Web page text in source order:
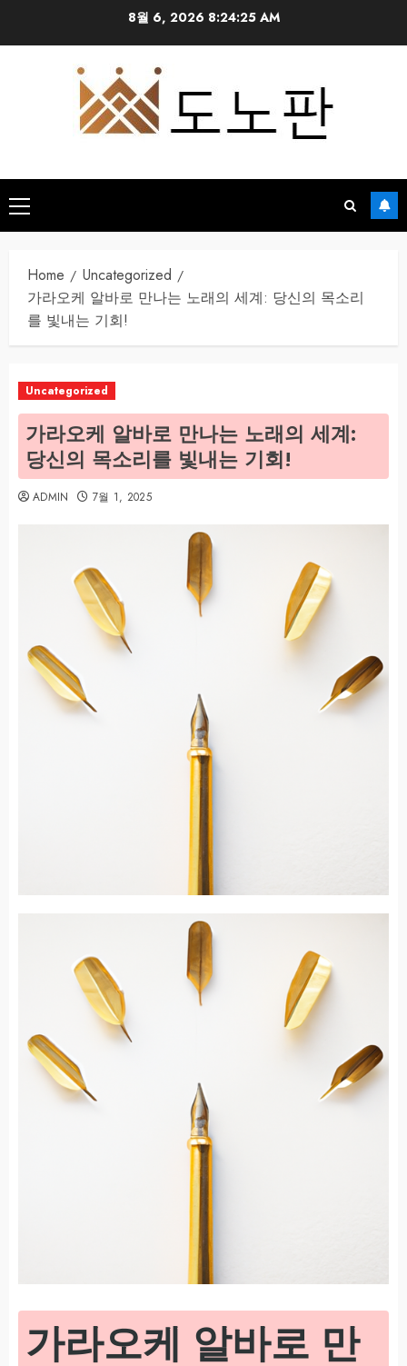
8월 6, 2026 8:24:26 AM
Primary
Menu
Home
Uncategorized
가라오케 알바로 만나는 노래의 세계: 당신의 목소리
를 빛내는 기회!
Uncategorized
가라오케 알바로 만나는 노래의 세계:
당신의 목소리를 빛내는 기회!
ADMIN 7월 1, 2025
가라오케 알바로 만